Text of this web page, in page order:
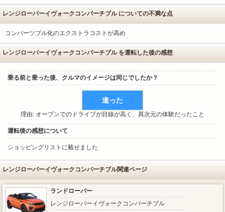
レンジローバーイヴォークコンバーチブル についての不満な点
コンバーツブル化のエクストラコストが高め
レンジローバーイヴォークコンバーチブル を運転した後の感想
乗る前と乗った後、クルマのイメージは同じでしたか？
違った
理由: オープンでのドライブが目線が高く、異次元の体験だったこと
運転後の感想について
ショッピングリストに載せました
レンジローバーイヴォークコンバーチブル関連ページ
ランドローバー
レンジローバーイヴォークコンバーチブル